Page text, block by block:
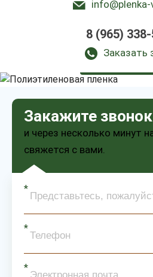
info@plenka-
8 (965)
Заказать
в
Закажите звонок
и через несколько минут
свяжется с вами.